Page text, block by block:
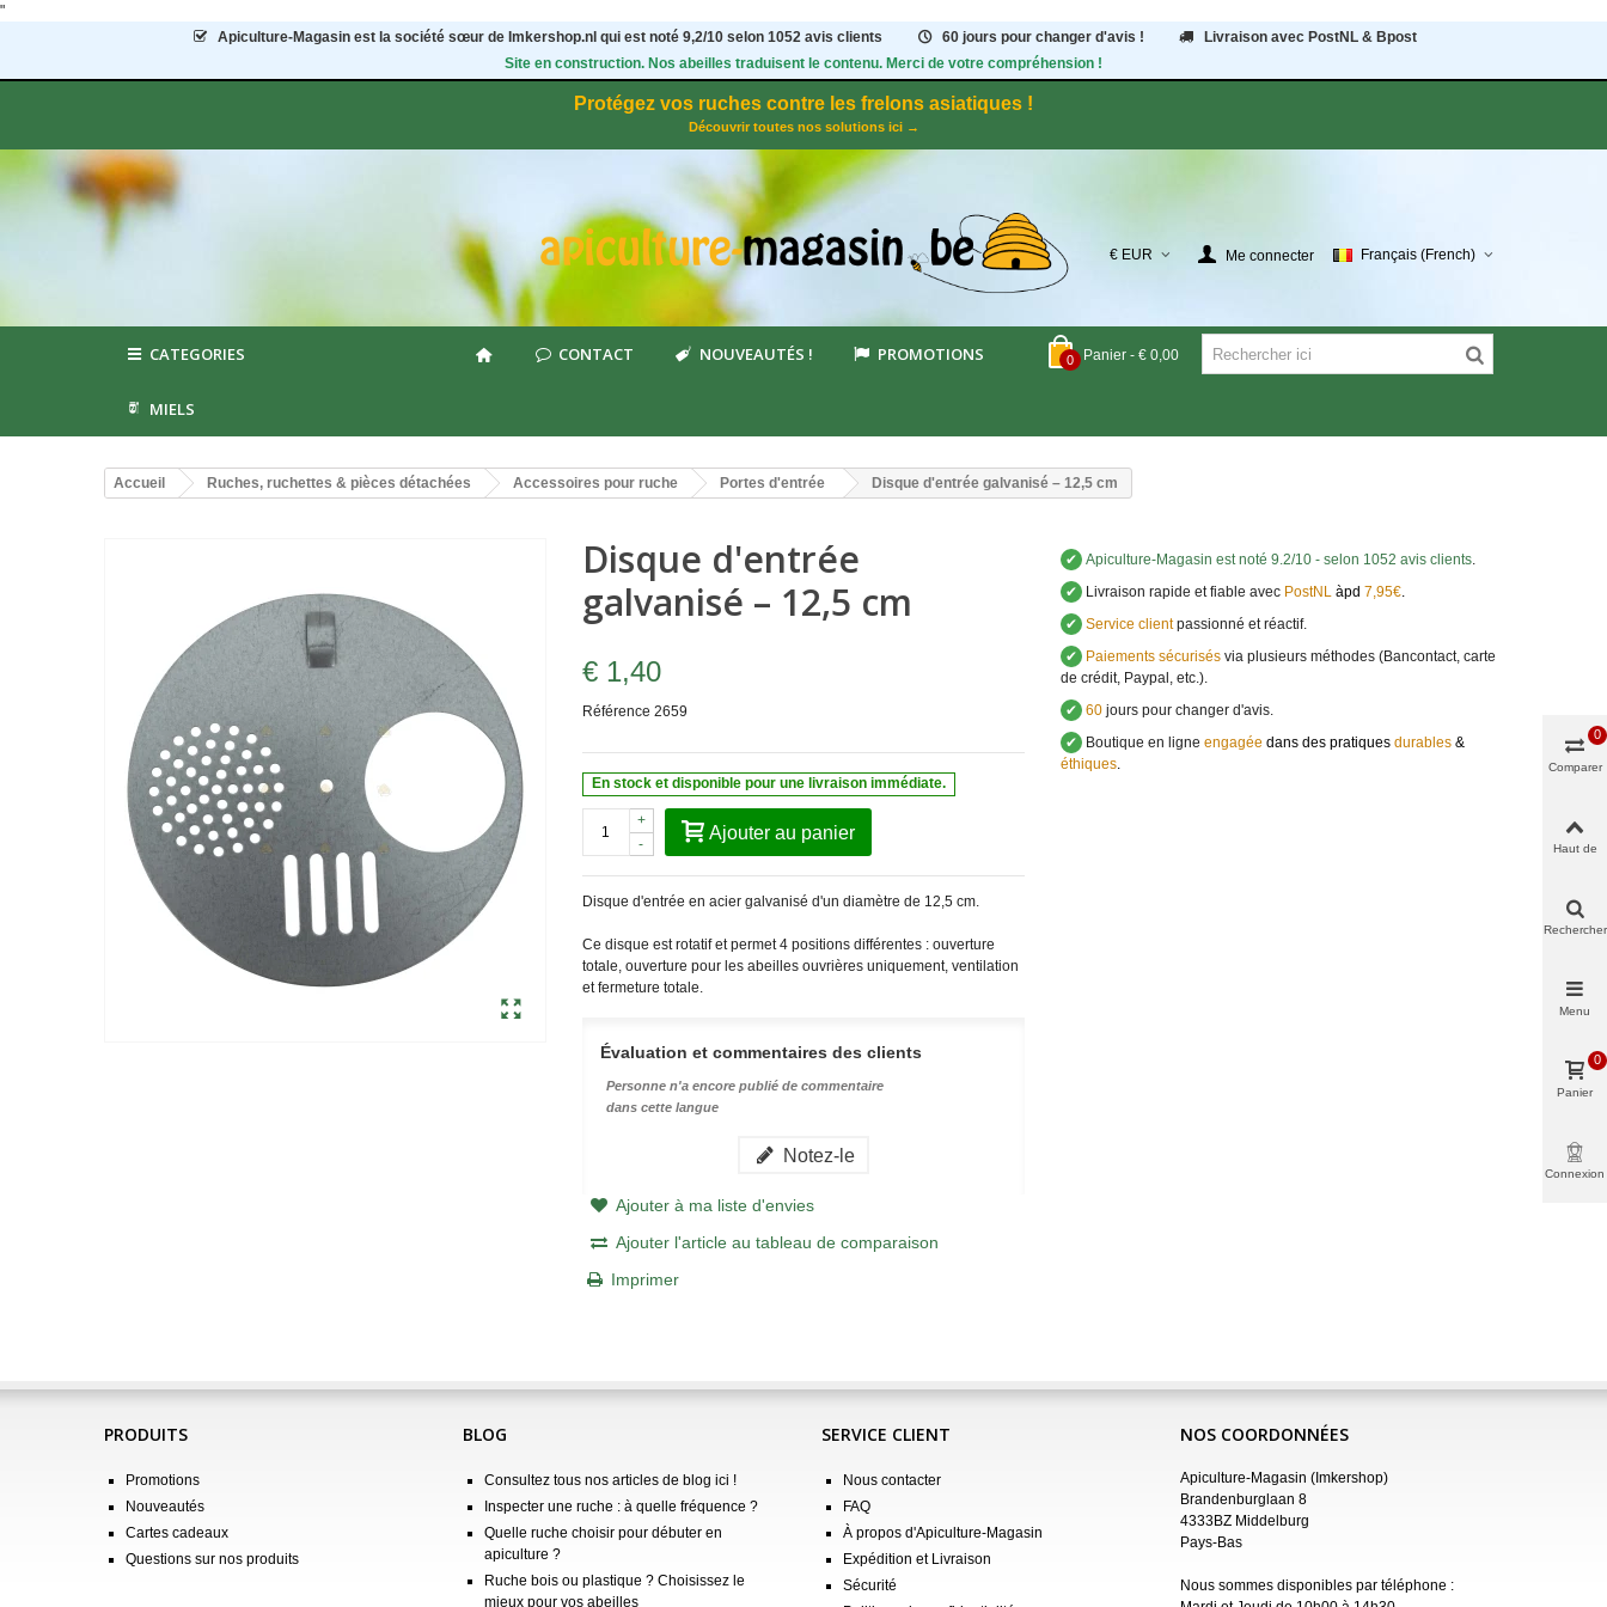
"
Apiculture-Magasin est la société sœur de Imkershop.nl qui est noté 9,2/10 selon 1052avis clients 60 jours pour changer d'avis !
Livraison avec PostNL & Bpost
Site en construction. Nos abeilles traduisent le contenu. Merci de votre compréhension !
Protégez vos ruches contre les frelons asiatiques !
Découvrir toutes nos solutions ici →
€ EUR Me connecter Français (French)
0 Panier - € 0,00
CATEGORIES CONTACT NOUVEAUTÉS ! PROMOTIONS
MIELS
Accueil Ruches, ruchettes & pièces détachées Accessoires pour ruche Portes d'entrée Disque d'entrée galvanisé – 12,5 cm
Disque d'entrée
galvanisé – 12,5 cm
€ 1,40
Référence 2659
En stock et disponible pour une livraison immédiate.
-
+
Ajouter au panier
Disque d'entrée en acier galvanisé d'un diamètre de 12,5 cm.
Ce disque est rotatif et permet 4 positions différentes : ouverture
totale, ouverture pour les abeilles ouvrières uniquement, ventilation
et fermeture totale.
Évaluation et commentaires des clients
Personne n'a encore publié de commentaire
dans cette langue
Notez-le
Ajouter à ma liste d'envies
Ajouter l'article au tableau de comparaison
Imprimer
✔ Apiculture-Magasin est noté 9.2/10 - selon 1052 avis clients.
✔ Livraison rapide et fiable avecPostNL àpd 7,95€.
✔ Service clientpassionné et réactif.
✔ Paiements sécurisésvia plusieurs méthodes (Bancontact, carte
de crédit, Paypal, etc.).
✔ 60jours pour changer d'avis.
✔ Boutique en ligne engagée dans des pratiques durables&
éthiques.
PRODUITS
Promotions
Nouveautés
Cartes cadeaux
Questions sur nos produits
BLOG
Consultez tous nos articles de blog ici !
Inspecter une ruche : à quelle fréquence ?
Quelle ruche choisir pour débuter en
apiculture ?
Ruche bois ou plastique ? Choisissez le
mieux pour vos abeilles
SERVICE CLIENT
Nous contacter
FAQ
À propos d'Apiculture-Magasin
Expédition et Livraison
Sécurité
NOS COORDONNÉES
Apiculture-Magasin (Imkershop)
Brandenburglaan 8
4333BZ Middelburg
Pays-Bas
Nous sommes disponibles par téléphone :
Comparer
0
Haut de
Rechercher
Menu
Panier
0
Connexion